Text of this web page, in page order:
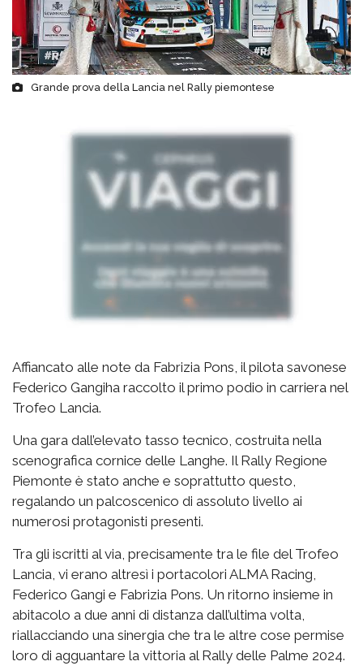
Grande prova della Lancia nel Rally piemontese
Affiancato alle note da Fabrizia Pons, il pilota savonese
Federico Gangiha raccolto il primo podio in carriera nel
Trofeo Lancia.
Una gara dall’elevato tasso tecnico, costruita nella
scenografica cornice delle Langhe. Il Rally Regione
Piemonte è stato anche e soprattutto questo,
regalando un palcoscenico di assoluto livello ai
numerosi protagonisti presenti.
Tra gli iscritti al via, precisamente tra le file del Trofeo
Lancia, vi erano altresì i portacolori ALMA Racing,
Federico Gangi e Fabrizia Pons. Un ritorno insieme in
abitacolo a due anni di distanza dall’ultima volta,
riallacciando una sinergia che tra le altre cose permise
loro di agguantare la vittoria al Rally delle Palme 2024.